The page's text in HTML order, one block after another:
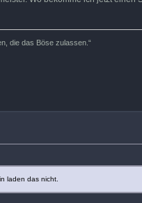
die das Böse zulassen.“
laden das nicht.